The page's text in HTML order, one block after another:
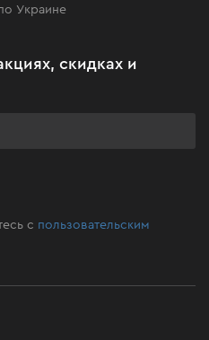
Украине
скидках и
с пользовательским